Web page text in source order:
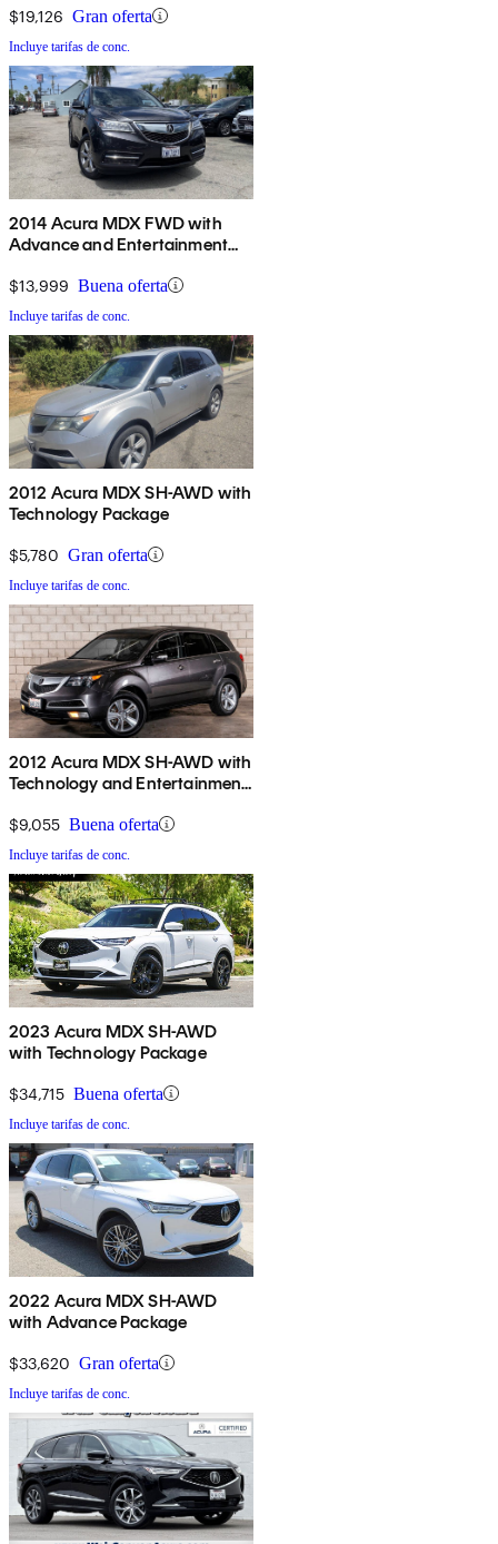
$19,126 Gran oferta
Incluye tarifas de conc.
2014 Acura MDX FWD with
Advance and Entertainment
$13,999 Buena oferta
Incluye tarifas de conc.
2012 Acura MDX SH-AWD with
Technology Package
$5,780 Gran oferta
Incluye tarifas de conc.
2012 Acura MDX SH-AWD with
Technology and Entertainment
$9,055 Buena oferta
Incluye tarifas de conc.
2023 Acura MDX SH-AWD
with Technology Package
$34,715 Buena oferta
Incluye tarifas de conc.
2022 Acura MDX SH-AWD
with Advance Package
$33,620 Gran oferta
Incluye tarifas de conc.